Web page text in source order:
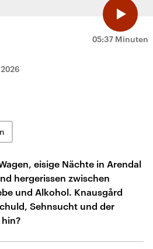
05:37 Minuten
eisige Nächte in Arendal
hergerissen zwischen
und Alkohol. Knausgård
Sehnsucht und der